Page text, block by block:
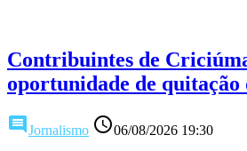
Contribuintes de
oportunidade de quitação
comment Jornalismo access_time06/08/2026 19:30